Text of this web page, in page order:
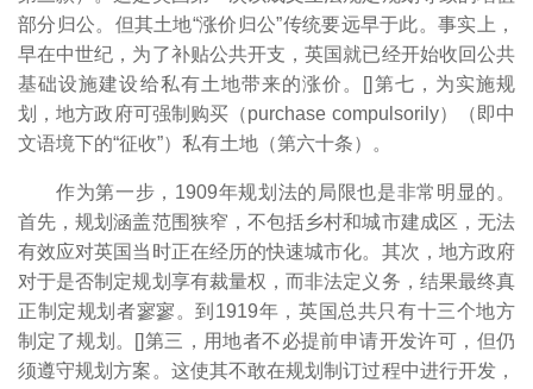
部分归公。但其土地“涨价归公”传统要远早于此。事实上，
早在中世纪，为了补贴公共开支，英国就已经开始收回公共
基础设施建设给私有土地带来的涨价。[]第七，为实施规
划，地方政府可强制购买（purchase compulsorily）（即中
文语境下的“征收”）私有土地（第六十条）。
作为第一步，1909年规划法的局限也是非常明显的。
首先，规划涵盖范围狭窄，不包括乡村和城市建成区，无法
有效应对英国当时正在经历的快速城市化。其次，地方政府
对于是否制定规划享有裁量权，而非法定义务，结果最终真
正制定规划者寥寥。到1919年，英国总共只有十三个地方
制定了规划。[]第三，用地者不必提前申请开发许可，但仍
须遵守规划方案。这使其不敢在规划制订过程中进行开发，